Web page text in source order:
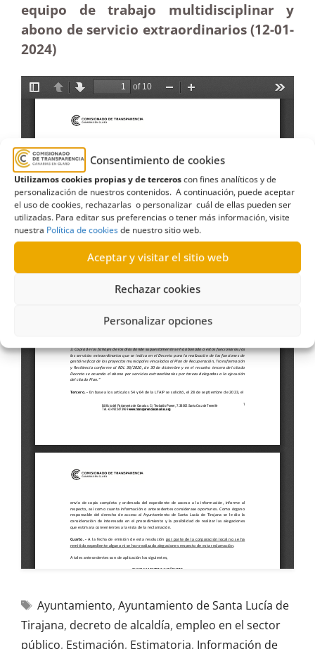
Consentimiento de cookies
Utilizamos cookies propias y de terceroscon fines analíticos y de
personalización de nuestros contenidos. A continuación, puede aceptar
el uso de cookies, rechazarlas o personalizar cuál de ellas pueden ser
utilizadas. Para editar sus preferencias o tener más información, visite
nuestra Política de cookiesde nuestro sitio web.
Aceptar y visitar el sitio web
Rechazar cookies
Personalizar opciones
equipo de trabajo multidisciplinar y
abono de servicio extraordinarios (12-01-
2024)
Ayuntamiento, Ayuntamiento de Santa Lucía de
Tirajana, decreto de alcaldía, empleo en el sector
público, Estimación, Estimatoria, Información de